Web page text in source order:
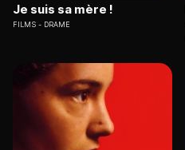
Je suis sa mère !
FILMS DRAME